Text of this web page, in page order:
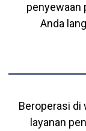
penyewaan
Anda
Beroperasi di
layanan